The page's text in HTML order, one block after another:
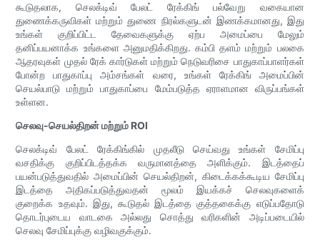
கூடுதலாக, செலக்டிவ் பேலட் ரேக்கிங் பல்வேறு வகையான
துணைக்கருவிகள் மற்றும் துணை நிரல்களுடன் இணக்கமானது, இது
உங்கள் குறிப்பிட்ட தேவைகளுக்கு ஏற்ப அமைப்பை மேலும்
தனிப்பயனாக்க உங்களை அனுமதிக்கிறது. கம்பி தளம் மற்றும் பலகை
ஆதரவுகள் முதல் ரேக் கார்டுகள் மற்றும் நெடுவரிசை பாதுகாப்பாளர்கள்
போன்ற பாதுகாப்பு அம்சங்கள் வரை, உங்கள் ரேக்கிங் அமைப்பின்
செயல்பாடு மற்றும் பாதுகாப்பை மேம்படுத்த ஏராளமான விருப்பங்கள்
உள்ளன.
செலவு-செயல்திறன் மற்றும் ROI
செலக்டிவ் பேலட் ரேக்கிங்கில் முதலீடு செய்வது உங்கள் சேமிப்பு
வசதிக்கு குறிப்பிடத்தக்க வருமானத்தை அளிக்கும். இடத்தைப்
பயன்படுத்துவதில் அமைப்பின் செயல்திறன், கிடைக்கக்கூடிய சேமிப்பு
இடத்தை அதிகப்படுத்துவதன் மூலம் இயக்கச் செலவுகளைக்
குறைக்க உதவும். இது, கூடுதல் இடத்தை குத்தகைக்கு எடுப்பதோடு
தொடர்புடைய வாடகை அல்லது சொத்து வரிகளின் அடிப்படையில்
செலவு சேமிப்புக்கு வழிவகுக்கும்.